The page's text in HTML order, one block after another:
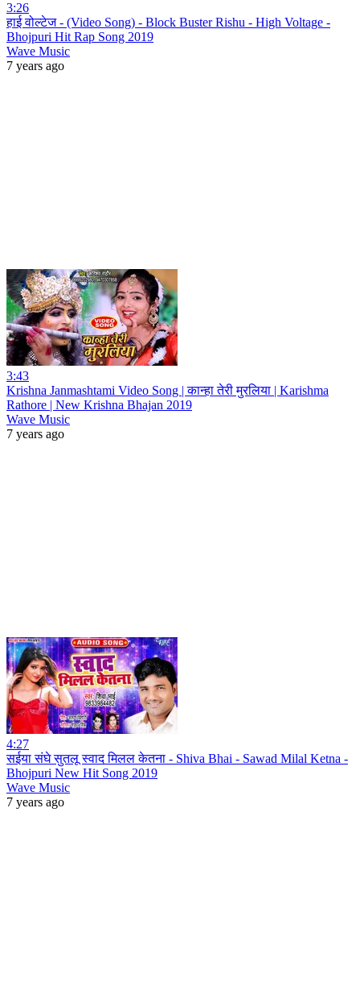
3:26
हाई वोल्टेज - (Video Song) - Block Buster Rishu - High Voltage -
Bhojpuri Hit Rap Song 2019
Wave Music
7 years ago
3:43
Krishna Janmashtami Video Song | कान्हा तेरी मुरलिया | Karishma
Rathore | New Krishna Bhajan 2019
Wave Music
7 years ago
4:27
सईया संघे सुतलू स्वाद मिलल केतना - Shiva Bhai - Sawad Milal Ketna -
Bhojpuri New Hit Song 2019
Wave Music
7 years ago